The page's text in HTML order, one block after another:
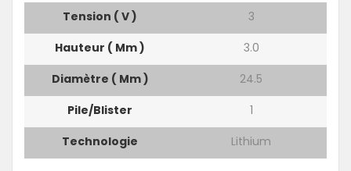
Tension ( V )
3
Hauteur ( Mm )
3.0
Diamètre ( Mm )
24.5
Pile/blister
1
Technologie
Lithium